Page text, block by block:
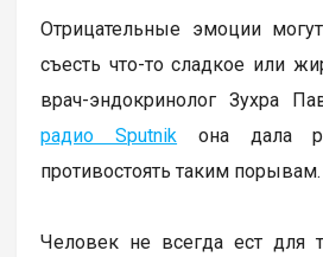
Отрицательные эмоции
съесть что-то сладкое или
врач-эндокринолог Зухра
радио Sputnik она дала
противостоять таким порывам.
Человек не всегда ест для